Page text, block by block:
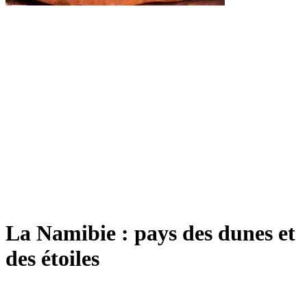
La Namibie : pays des dunes et
des étoiles